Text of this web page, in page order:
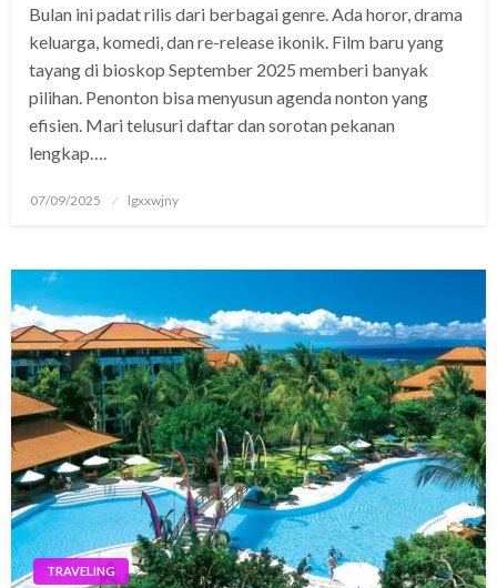
Bulan ini padat rilis dari berbagai genre. Ada horor, drama
keluarga, komedi, dan re-release ikonik. Film baru yang
tayang di bioskop September 2025 memberi banyak
pilihan. Penonton bisa menyusun agenda nonton yang
efisien. Mari telusuri daftar dan sorotan pekanan
lengkap….
Posted
07/09/2025 lgxxwjny
TRAVELING